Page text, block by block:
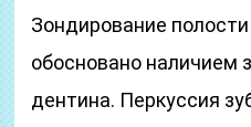
Зондирование
обосновано наличием
дентина. Перкуссия